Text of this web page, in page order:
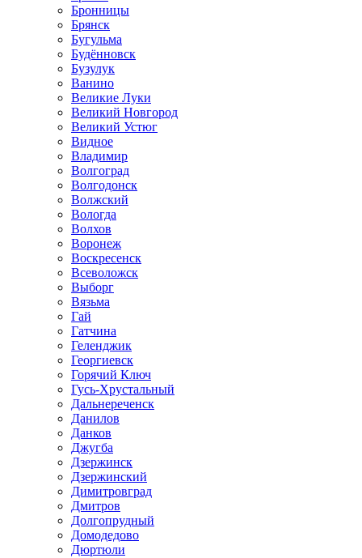
Бронницы
Брянск
Бугульма
Будённовск
Бузулук
Ванино
Великие Луки
Великий Новгород
Великий Устюг
Видное
Владимир
Волгоград
Волгодонск
Волжский
Вологда
Волхов
Воронеж
Воскресенск
Всеволожск
Выборг
Вязьма
Гай
Гатчина
Геленджик
Георгиевск
Горячий Ключ
Гусь-Хрустальный
Дальнереченск
Данилов
Данков
Джугба
Дзержинск
Дзержинский
Димитровград
Дмитров
Долгопрудный
Домодедово
Дюртюли